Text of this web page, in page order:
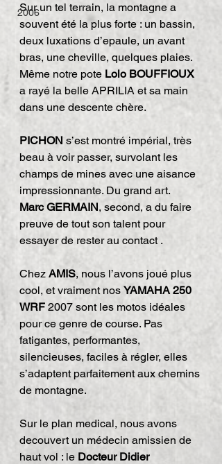
2006
Sur un tel terrain, la montagne a
souvent été la plus forte : un bassin,
deux luxations d’epaule, un avant
bras, une cheville, quelques plaies.
Même notre pote Lolo BOUFFIOUX
a rayé la belle APRILIA et sa main
dans une descente chère.
PICHON s’est montré impérial, très
beau à voir passer, survolant les
champs de mines avec une aisance
impressionnante. Du grand art.
Marc GERMAIN, second, a du faire
preuve de tout son talent pour
essayer de rester au contact .
Chez AMIS, nous l’avons joué plus
cool, et vraiment nos YAMAHA 250
WRF 2007 sont les motos idéales
pour ce genre de course. Pas
fatigantes, performantes,
silencieuses, faciles à régler, elles
s’adaptent parfaitement aux chemins
de montagne.
Sur le plan medical, nous avons
decouvert un médecin amissien de
haut vol : le Docteur Didier